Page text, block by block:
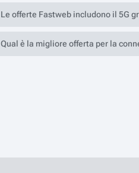
Le offerte Fastweb includono il 5G
Qual è la migliore offerta per la